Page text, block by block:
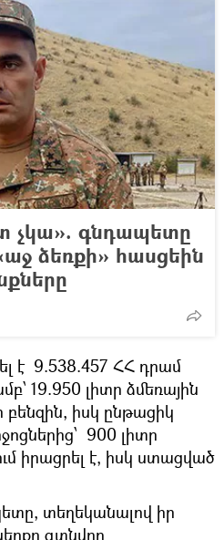
չկա». գնդապետը
ձեռքի» հասցեին
է 9.538.457 ՀՀ դրամ
19.950 լիտր ձմեռային
բենզին, իսկ ընթացիկ
900 լիտր
իրացրել է, իսկ ստացված
տեղեկանալով իր
գտնվող